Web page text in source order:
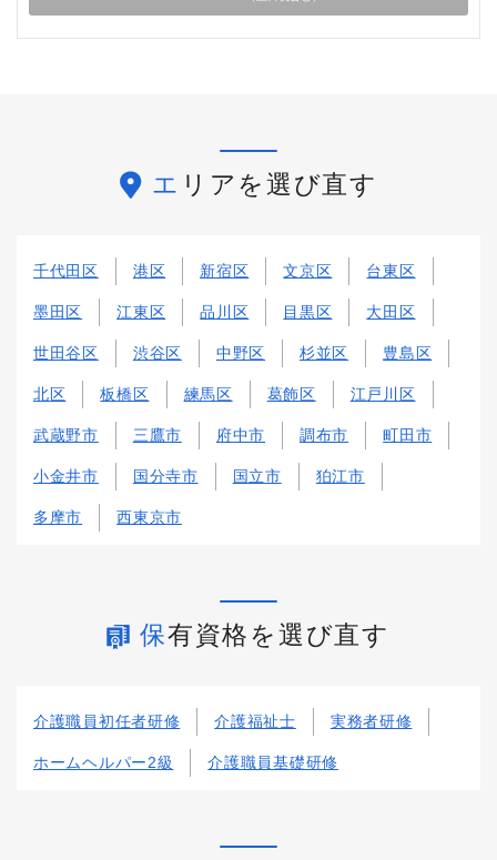
エリアを選び直す
千代田区 港区 新宿区 文京区 台東区
墨田区 江東区 品川区 目黒区 大田区
世田谷区 渋谷区 中野区 杉並区 豊島区
北区 板橋区 練馬区 葛飾区 江戸川区
武蔵野市 三鷹市 府中市 調布市 町田市
小金井市 国分寺市 国立市 狛江市
多摩市 西東京市
保有資格を選び直す
介護職員初任者研修 介護福祉士 実務者研修
ホームヘルパー2級 介護職員基礎研修